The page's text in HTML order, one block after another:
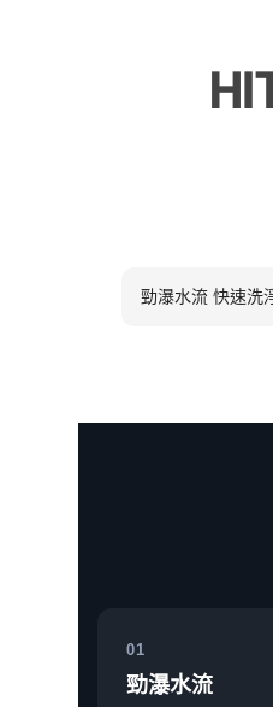
勁瀑水流 快速洗
01
勁瀑水流